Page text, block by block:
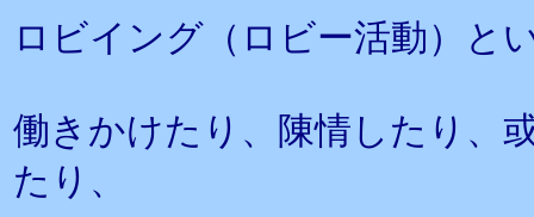
ロビイング（ロビー活動）と
働きかけたり、陳情したり、
たり、